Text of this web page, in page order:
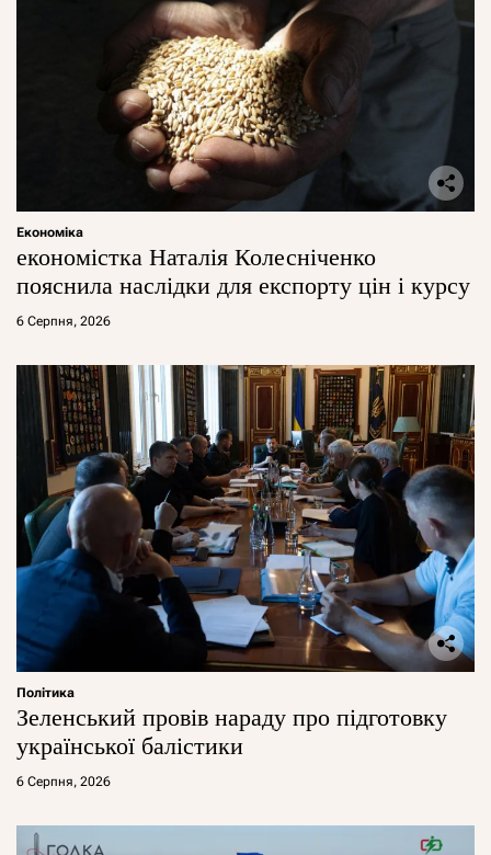
Економіка
економістка Наталія Колесніченко
пояснила наслідки для експорту цін і курсу
6 Серпня, 2026
Політика
Зеленський провів нараду про підготовку
української балістики
6 Серпня, 2026